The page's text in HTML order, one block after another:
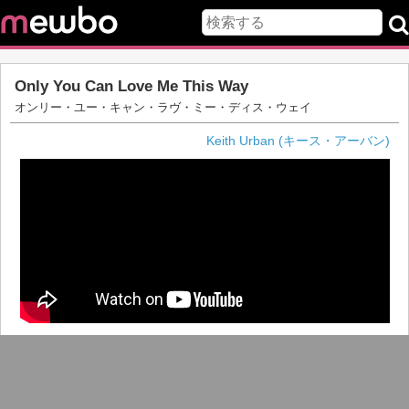
Only You Can Love Me This Way
オンリー・ユー・キャン・ラヴ・ミー・ディス・ウェイ
Keith Urban (キース・アーバン)